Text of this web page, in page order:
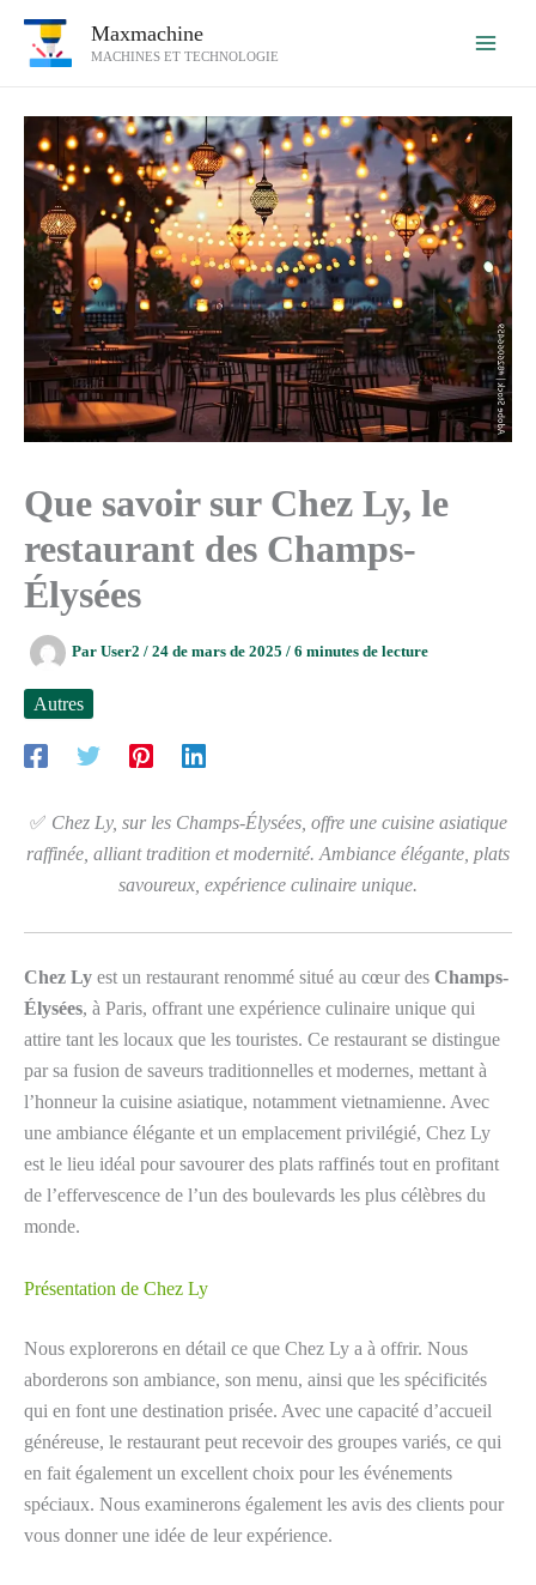
Maxmachine
MACHINES ET TECHNOLOGIE
Que savoir sur Chez Ly, le
restaurant des Champs-
Élysées
Par User2 / 24 de mars de 2025 / 6 minutes de lecture
Autres
✅ Chez Ly, sur les Champs-Élysées, offre une cuisine asiatique
raffinée, alliant tradition et modernité. Ambiance élégante, plats
savoureux, expérience culinaire unique.
Chez Ly est un restaurant renommé situé au cœur des Champs-
Élysées, à Paris, offrant une expérience culinaire unique qui
attire tant les locaux que les touristes. Ce restaurant se distingue
par sa fusion de saveurs traditionnelles et modernes, mettant à
l’honneur la cuisine asiatique, notamment vietnamienne. Avec
une ambiance élégante et un emplacement privilégié, Chez Ly
est le lieu idéal pour savourer des plats raffinés tout en profitant
de l’effervescence de l’un des boulevards les plus célèbres du
monde.
Présentation de Chez Ly
Nous explorerons en détail ce que Chez Ly a à offrir. Nous
aborderons son ambiance, son menu, ainsi que les spécificités
qui en font une destination prisée. Avec une capacité d’accueil
généreuse, le restaurant peut recevoir des groupes variés, ce qui
en fait également un excellent choix pour les événements
spéciaux. Nous examinerons également les avis des clients pour
vous donner une idée de leur expérience.